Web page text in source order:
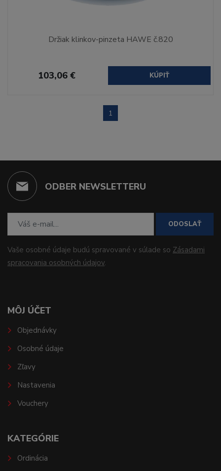
Držiak klinkov-pinzeta HAWE č.820
103,06 € KÚPIŤ
1
ODBER NEWSLETTERU
ODOSLAŤ
Vaše osobné údaje budú spravované v súlade so Zásadami
spracovania osobných údajov.
MÔJ ÚČET
Objednávky
Osobné údaje
Zľavy
Nastavenia
Vouchery
KATEGÓRIE
Ordinácia